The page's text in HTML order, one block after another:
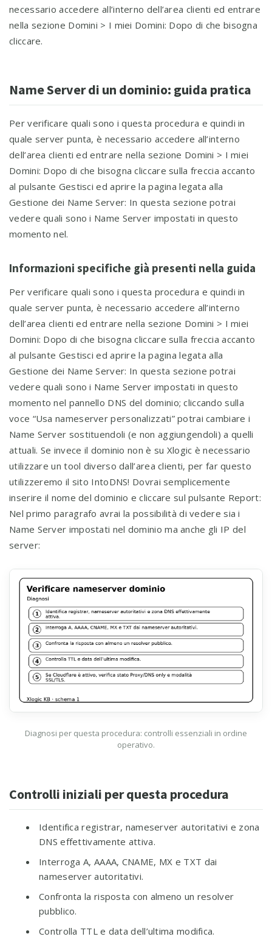
necessario accedere all’interno dell’area clienti ed entrare
nella sezione Domini > I miei Domini: Dopo di che bisogna
cliccare.
Name Server di un dominio: guida pratica
Per verificare quali sono i questa procedura e quindi in
quale server punta, è necessario accedere all’interno
dell’area clienti ed entrare nella sezione Domini > I miei
Domini: Dopo di che bisogna cliccare sulla freccia accanto
al pulsante Gestisci ed aprire la pagina legata alla
Gestione dei Name Server: In questa sezione potrai
vedere quali sono i Name Server impostati in questo
momento nel.
Informazioni specifiche già presenti nella guida
Per verificare quali sono i questa procedura e quindi in
quale server punta, è necessario accedere all’interno
dell’area clienti ed entrare nella sezione Domini > I miei
Domini: Dopo di che bisogna cliccare sulla freccia accanto
al pulsante Gestisci ed aprire la pagina legata alla
Gestione dei Name Server: In questa sezione potrai
vedere quali sono i Name Server impostati in questo
momento nel pannello DNS del dominio; cliccando sulla
voce “Usa nameserver personalizzati” potrai cambiare i
Name Server sostituendoli (e non aggiungendoli) a quelli
attuali. Se invece il dominio non è su Xlogic è necessario
utilizzare un tool diverso dall’area clienti, per far questo
utilizzeremo il sito IntoDNS! Dovrai semplicemente
inserire il nome del dominio e cliccare sul pulsante Report:
Nel primo paragrafo avrai la possibilità di vedere sia i
Name Server impostati nel dominio ma anche gli IP del
server:
Diagnosi per questa procedura: controlli essenziali in ordine
operativo.
Controlli iniziali per questa procedura
Identifica registrar, nameserver autoritativi e zona
DNS effettivamente attiva.
Interroga A, AAAA, CNAME, MX e TXT dai
nameserver autoritativi.
Confronta la risposta con almeno un resolver
pubblico.
Controlla TTL e data dell’ultima modifica.